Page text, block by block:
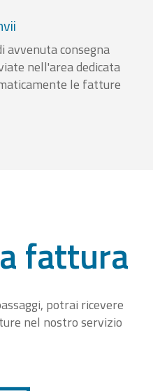
avvenuta consegna
nell'area dedicata
le fatture
fattura
potrai ricevere
nel nostro servizio